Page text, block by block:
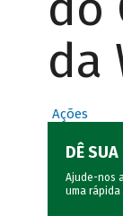
da
Ações
DÊ
Ajude-nos
uma rápida